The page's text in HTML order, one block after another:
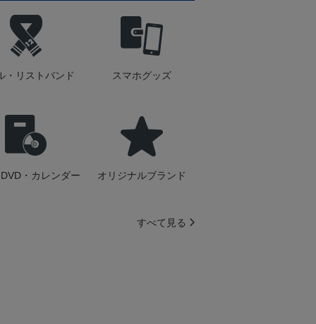
・リストバンド スマホグッズ
・カレンダー オリジナルブランド
すべて見る